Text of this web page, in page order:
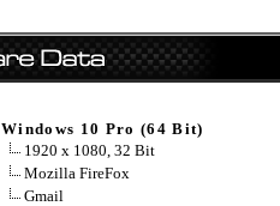
Windows 10 Pro (64 Bit)
1920 x 1080, 32 Bit
Mozilla FireFox
Gmail